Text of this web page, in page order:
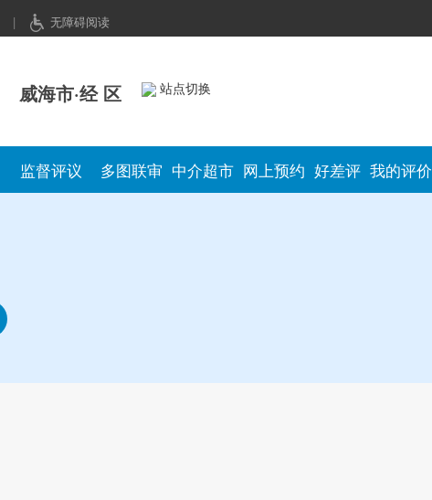
| 无障碍阅读
威海市·经 区 站点切换
监督评议 多图联审 中介超市 网上预约 好差评 我的评价